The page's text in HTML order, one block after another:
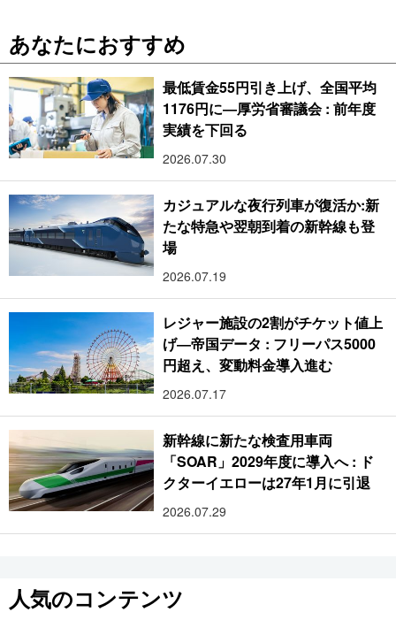
あなたにおすすめ
最低賃金55円引き上げ、全国平均
1176円に―厚労省審議会 : 前年度
実績を下回る
2026.07.30
カジュアルな夜行列車が復活か:新
たな特急や翌朝到着の新幹線も登
場
2026.07.19
レジャー施設の2割がチケット値上
げ―帝国データ : フリーパス5000
円超え、変動料金導入進む
2026.07.17
新幹線に新たな検査用車両
「SOAR」2029年度に導入へ : ド
クターイエローは27年1月に引退
2026.07.29
人気のコンテンツ